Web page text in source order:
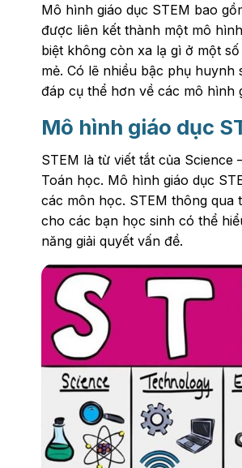
Mô hình giáo dục STEM bao
được liên kết thành một mô
biệt không còn xa lạ gì ở một
mẻ. Có lẽ nhiều bậc phụ huynh
đáp cụ thể hơn về các mô hình
Mô hình giáo dục
STEM là từ viết tắt của Science
Toán học. Mô hình giáo dục
các môn học. STEM thông
cho các bạn học sinh có thể
năng giải quyết vấn đề.